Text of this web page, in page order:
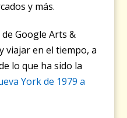
y más.
Google Arts &
viajar en el tiempo, a
lo que ha sido la
York de 1979 a